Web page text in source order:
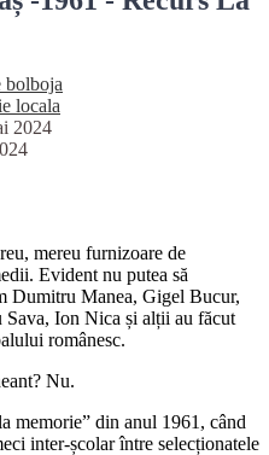
bolboja
locala
2024
mereu furnizoare de
Evident nu putea să
Dumitru Manea, Gigel Bucur,
Ion Nica și alții au făcut
românesc.
Nu.
memorie” din anul 1961, când
inter-școlar între selecționatele